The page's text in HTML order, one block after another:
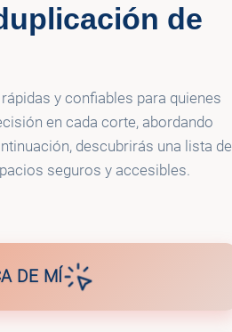
de
y confiables para quienes
en cada corte, abordando
descubrirás una lista de
seguros y accesibles.
DE MÍ